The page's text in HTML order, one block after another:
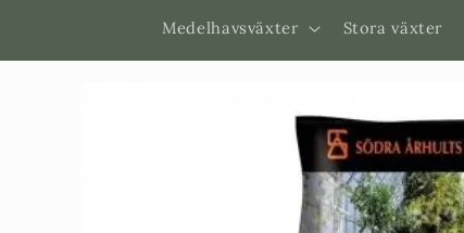
Medelhavsväxter Stora växter